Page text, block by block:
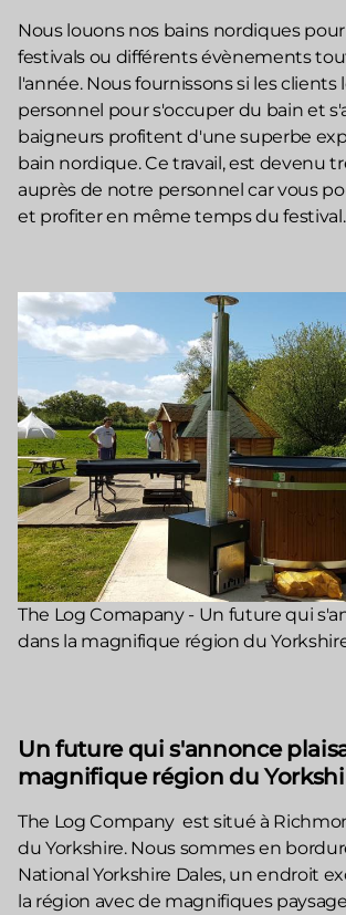
Nous louons nos bains nordiques
festivals ou différents évènements
l'année. Nous fournissons si les
personnel pour s'occuper du bain et
baigneurs profitent d'une superbe
bain nordique. Ce travail, est devenu
auprès de notre personnel car vous
et profiter en même temps du festival.
The Log Comapany - Un future qui
dans la magnifique région du
Un future qui s'annonce
magnifique région du
The Log Company est situé à
du Yorkshire. Nous sommes en
National Yorkshire Dales, un endroit
la région avec de magnifiques